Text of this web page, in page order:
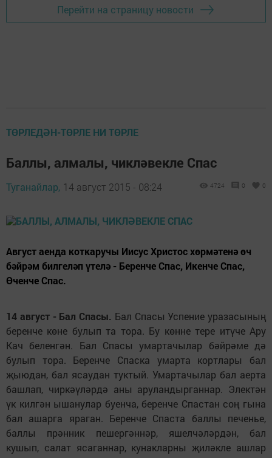
Перейти на страницу новости
ТӨРЛЕДӘН-ТӨРЛЕ НИ ТӨРЛЕ
Баллы, алмалы, чикләвекле Спас
Туганайлар, 14 август 2015 - 08:24 4724 0 0
Август аенда коткаручы Иисус Христос хөрмәтенә өч
бәйрәм билгеләп үтелә - Беренче Спас, Икенче Спас,
Өченче Спас.
14 август - Бал Спасы. Бал Спасы Успение уразасының
беренче көне булып та тора. Бу көнне тере итүче Ару
Кач беленгән. Бал Спасы умартачылар бәйрәме дә
булып тора. Беренче Спаска умарта кортлары бал
җыюдан, бал ясаудан туктый. Умартачылар бал аерта
башлап, чиркәүләрдә аны аруландырганнар. Электән
үк килгән ышанулар буенча, беренче Спастан соң гына
бал ашарга яраган. Беренче Спаста баллы печенье,
баллы прәнник пешергәннәр, яшелчәләрдән, бал
кушып, салат ясаганнар, кунакларны җиләкле ашлар